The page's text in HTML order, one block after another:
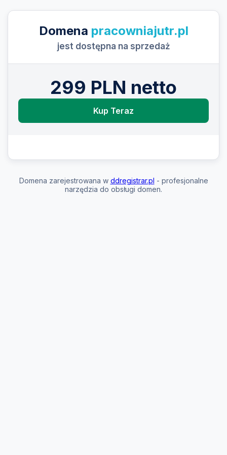
Domena pracowniajutr.pl
jest dostępna na sprzedaż
299 PLN netto
Kup Teraz
Domena zarejestrowana w ddregistrar.pl - profesjonalne
narzędzia do obsługi domen.